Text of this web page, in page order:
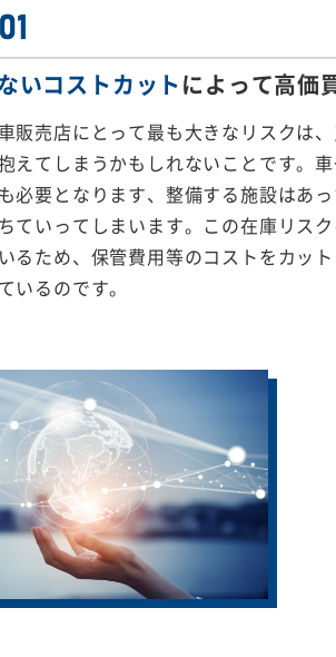
いコストカットによって高価
販売店にとって最も大きなリスクは
えてしまうかもしれないことです。
必要となります、整備する施設はあ
ていってしまいます。この在庫リス
るため、保管費用等のコストをカッ
いるのです。